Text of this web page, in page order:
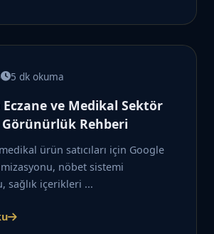
5 dk okuma
ve Medikal Sektör
Rehberi
ürün satıcıları için Google
nöbet sistemi
sağlık içerikleri ...